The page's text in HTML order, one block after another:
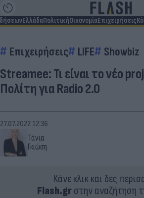
ΕλλάδαΠολιτικήΟικονομίαΕπιχειρήσεις
Επιχειρήσεις LIFE Showbiz
Streamee: Τι είναι το νέο
Πολίτη για Radio 2.0
Τάνια
Γκιώση
27.07.2022 12:36
Κάνε κλικ και δες
Flash.grστην αναζήτηση